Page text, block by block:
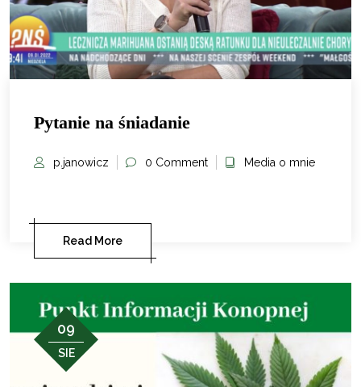
Pytanie na śniadanie
p.janowicz 0 Comment Media o mnie
Read More
09
SIE